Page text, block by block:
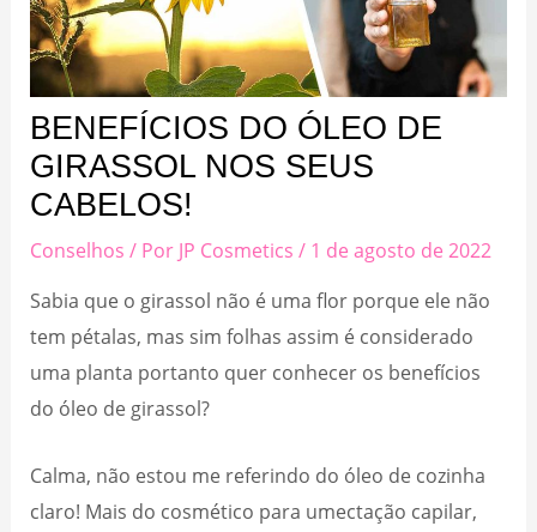
BENEFÍCIOS DO ÓLEO DE
GIRASSOL NOS SEUS
CABELOS!
Conselhos / Por JP Cosmetics/ 1 de agosto de 2022
Sabia que o girassol não é uma flor porque ele não
tem pétalas, mas sim folhas assim é considerado
uma planta portanto quer conhecer os benefícios
do óleo de girassol?
Calma, não estou me referindo do óleo de cozinha
claro! Mais do cosmético para umectação capilar,